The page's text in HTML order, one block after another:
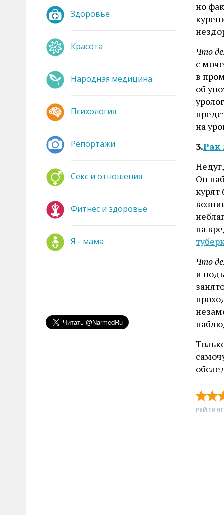
но
Что
с
в
об
на
3.Рак
Он
на
Что
и
Здоровье
Красота
Народная медицина
Психология
Репортажи
Секс и отношения
Фитнес и здоровье
Я - мама